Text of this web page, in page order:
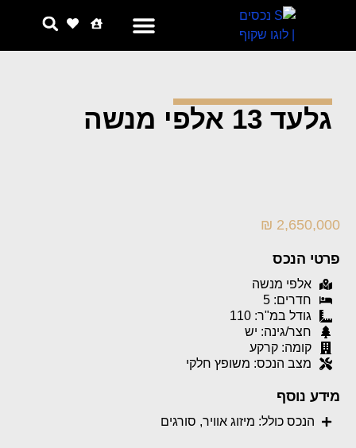
גלעד 13 אלפי מנשה
2,650,000 ₪
פרטי הנכס
אלפי מנשה
חדרים: 5
גודל במ"ר: 110
חצר/גינה: יש
קומה: קרקע
מצב הנכס: משופץ חלקי
מידע נוסף
הנכס כולל: מיזוג אוויר, סורגים